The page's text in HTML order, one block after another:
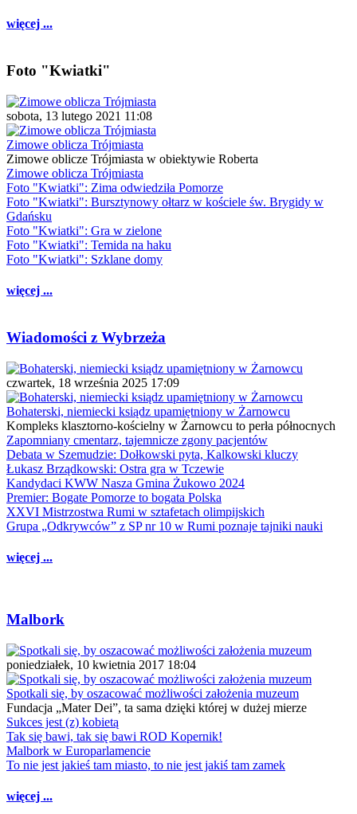
więcej ...
Foto "Kwiatki"
sobota, 13 lutego 2021 11:08
Zimowe oblicza Trójmiasta
Zimowe oblicze Trójmiasta w obiektywie Roberta
Zimowe oblicza Trójmiasta
Foto "Kwiatki": Zima odwiedziła Pomorze
Foto "Kwiatki": Bursztynowy ołtarz w kościele św. Brygidy w
Gdańsku
Foto "Kwiatki": Gra w zielone
Foto "Kwiatki": Temida na haku
Foto "Kwiatki": Szklane domy
więcej ...
Wiadomości z Wybrzeża
czwartek, 18 września 2025 17:09
Bohaterski, niemiecki ksiądz upamiętniony w Żarnowcu
Kompleks klasztorno-kościelny w Żarnowcu to perła północnych
Zapomniany cmentarz, tajemnicze zgony pacjentów
Debata w Szemudzie: Dołkowski pyta, Kalkowski kluczy
Łukasz Brządkowski: Ostra gra w Tczewie
Kandydaci KWW Nasza Gmina Żukowo 2024
Premier: Bogate Pomorze to bogata Polska
XXVI Mistrzostwa Rumi w sztafetach olimpijskich
Grupa „Odkrywców” z SP nr 10 w Rumi poznaje tajniki nauki
więcej ...
Malbork
poniedziałek, 10 kwietnia 2017 18:04
Spotkali się, by oszacować możliwości założenia muzeum
Fundacja „Mater Dei”, ta sama dzięki której w dużej mierze
Sukces jest (z) kobietą
Tak się bawi, tak się bawi ROD Kopernik!
Malbork w Europarlamencie
To nie jest jakieś tam miasto, to nie jest jakiś tam zamek
więcej ...